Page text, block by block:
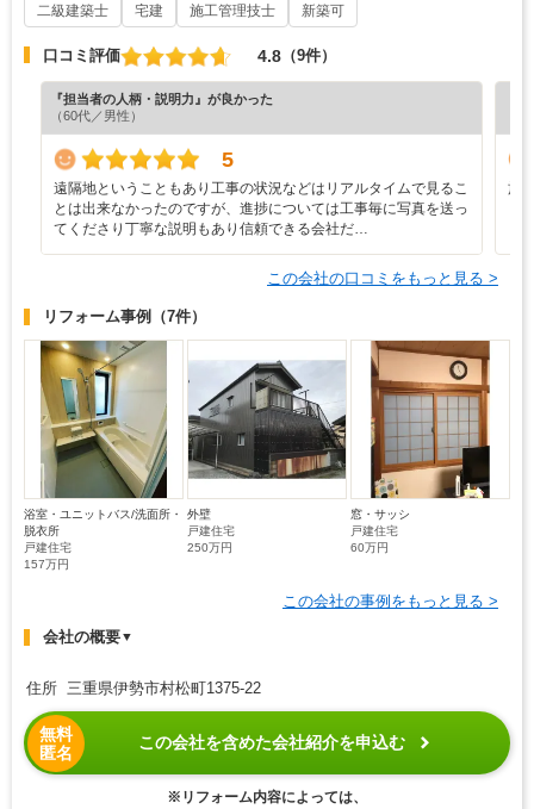
二級建築士 宅建 施工管理技士 新築可
口コミ評価 4.8 （9件）
『担当者の人柄・説明力』が良かった
（60代／男性）
5
遠隔地ということもあり工事の状況などはリアルタイムで見るこ
とは出来なかったのですが、進捗については工事毎に写真を送っ
てくださり丁寧な説明もあり信頼できる会社だ…
施
この会社の口コミをもっと見る >
リフォーム事例 （7件）
浴室・ユニットバス/洗面所・
脱衣所
戸建住宅
157万円
外壁
戸建住宅
250万円
窓・サッシ
戸建住宅
60万円
この会社の事例をもっと見る >
会社の概要▼
住所 三重県伊勢市村松町1375-22
無料
匿名
この会社を含めた会社紹介を申込む
※リフォーム内容によっては、